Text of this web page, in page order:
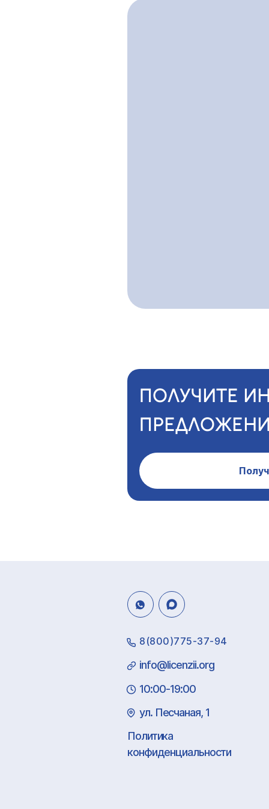
ПОЛУЧИТЕ
8(800)775-37-94
info@licenzii.org
10:00-19:00
ул. Песчаная, 1
Политика
конфиденциальности